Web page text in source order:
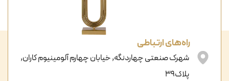
راه‌های ارتباطی
شهرک صنعتی چهاردنگه, خیابان چهارم آلومینیوم کاران,
پلاک39